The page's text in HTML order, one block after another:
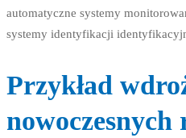
automatyczne systemy
systemy identyfikacji
Przykład
nowoczesnych